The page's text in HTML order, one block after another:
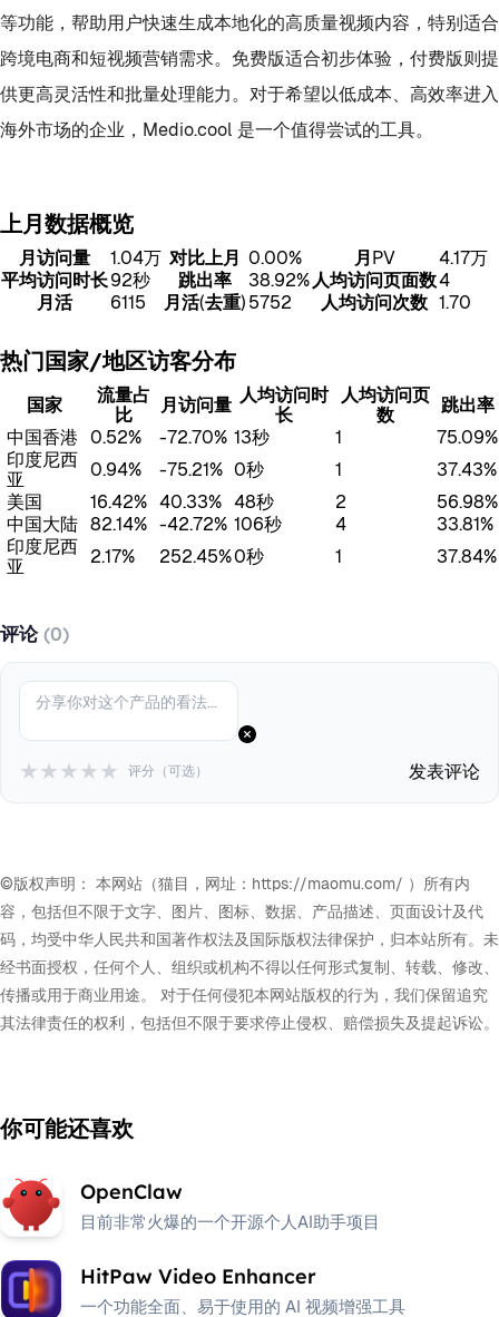
等功能，帮助用户快速生成本地化的高质量视频内容，特别适合
跨境电商和短视频营销需求。免费版适合初步体验，付费版则提
供更高灵活性和批量处理能力。对于希望以低成本、高效率进入
海外市场的企业，Medio.cool 是一个值得尝试的工具。
上月数据概览
月访问量 1.04万 对比上月 0.00% 月PV
4.17万
平均访问时长92秒 跳出率 38.92% 人均访问页面数4
月活
6115 月活(去重) 5752 人均访问次数 1.70
热门国家/地区访客分布
国家
流量占
比
月访问量 人均访问时
长
人均访问页
数
跳出率
中国香港
0.52% -72.70% 13秒 1
75.09%
印度尼西
亚
0.94% -75.21% 0秒 1
37.43%
美国
16.42% 40.33% 48秒 2
56.98%
中国大陆 82.14% -42.72% 106秒 4
33.81%
印度尼西
亚
2.17% 252.45%0秒 1 37.84%
评论(0)
★★★★★ 评分（可选） 发表评论
©版权声明： 本网站（猫目，网址：https://maomu.com/ ）所有内
容，包括但不限于文字、图片、图标、数据、产品描述、页面设计及代
码，均受中华人民共和国著作权法及国际版权法律保护，归本站所有。未
经书面授权，任何个人、组织或机构不得以任何形式复制、转载、修改、
传播或用于商业用途。 对于任何侵犯本网站版权的行为，我们保留追究
其法律责任的权利，包括但不限于要求停止侵权、赔偿损失及提起诉讼。
你可能还喜欢
OpenClaw
目前非常火爆的一个开源个人AI助手项目
HitPaw Video Enhancer
一个功能全面、易于使用的 AI 视频增强工具